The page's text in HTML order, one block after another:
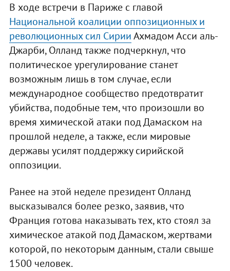
В ходе встречи в Париже с главой
Национальной коалиции оппозиционных и
революционных сил СирииАхмадом Асси аль-
Джарби, Олланд также подчеркнул, что
политическое урегулирование станет
возможным лишь в том случае, если
международное сообщество предотвратит
убийства, подобные тем, что произошли во
время химической атаки под Дамаском на
прошлой неделе, а также, если мировые
державы усилят поддержку сирийской
оппозиции.
Ранее на этой неделе президент Олланд
высказывался более резко, заявив, что
Франция готова наказывать тех, кто стоял за
химическое атакой под Дамаском, жертвами
которой, по некоторым данным, стали свыше
1500 человек.